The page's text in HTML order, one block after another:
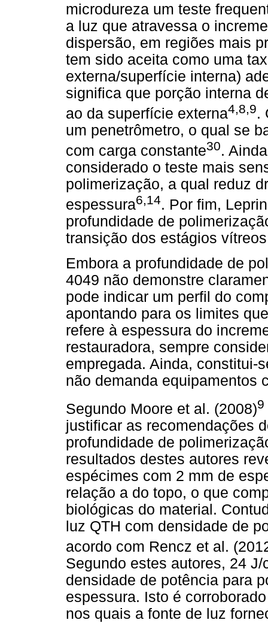
microdureza um teste
a luz que atravessa o
dispersão, em regiões mais
tem sido aceita como uma
externa/superfície interna)
significa que porção interna
ao da superfície externa4,8,9.
um penetrômetro, o qual se
com carga constante30.
considerado o teste mais
polimerização, a qual reduz
espessura6,14. Por fim,
profundidade de
transição dos estágios
Embora a profundidade de
4049 não demonstre
pode indicar um perfil do
apontando para os limites
refere à espessura do
restauradora, sempre
empregada. Ainda, constitui-
não demanda equipamentos
Segundo Moore et al. (2008)9
justificar as recomendações
profundidade de
resultados destes autores
espécimes com 2 mm de
relação a do topo, o que
biológicas do material.
luz QTH com densidade de
acordo com Rencz et al.
Segundo estes autores, 24
densidade de potência para
espessura. Isto é
nos quais a fonte de luz